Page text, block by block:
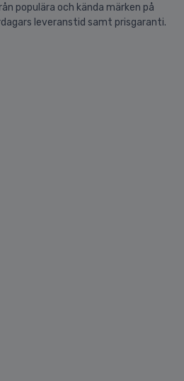
populära och kända märken på
leveranstid samt prisgaranti.